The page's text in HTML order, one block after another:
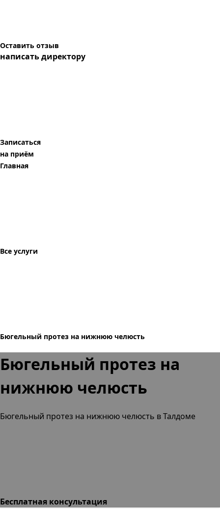
Оставить отзыв
написать директору
Записаться
на приём
Главная
Все услуги
Бюгельный протез на нижнюю челюсть
Бюгельный протез на
нижнюю челюсть
Бюгельный протез на нижнюю челюсть в Талдоме
Бесплатная консультация